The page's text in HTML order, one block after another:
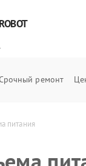
ремонт
питания